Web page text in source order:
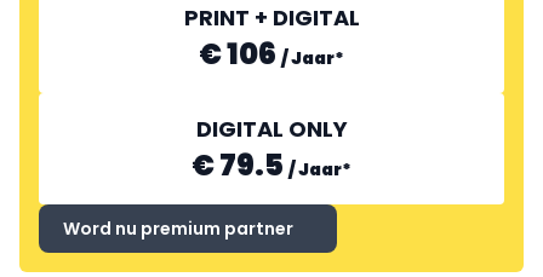
PRINT + DIGITAL
€ 106 /Jaar*
DIGITAL ONLY
€ 79.5 /Jaar*
Word nu premium partner